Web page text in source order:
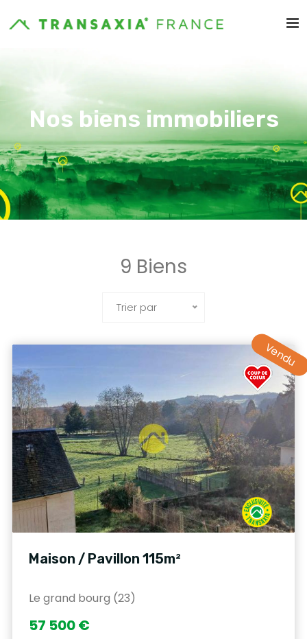
Nos biens immobiliers
9 Biens
Trier par
Vendu
Maison / Pavillon 115m²
Le grand bourg (23)
57 500 €